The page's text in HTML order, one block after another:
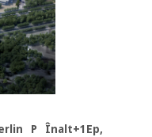
P Înalt+1Ep,